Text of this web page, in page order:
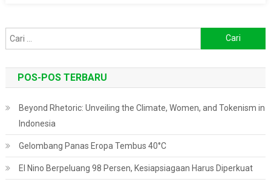
untuk:
POS-POS TERBARU
Beyond Rhetoric: Unveiling the Climate, Women, and Tokenism in
Indonesia
Gelombang Panas Eropa Tembus 40°C
El Nino Berpeluang 98 Persen, Kesiapsiagaan Harus Diperkuat